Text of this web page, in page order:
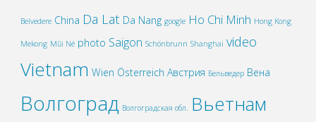
Belvedere China Da Lat Da Nang google Ho Chi Minh Hong Kong
Mekong Mũi Né photo Saigon Schönbrunn Shanghai video
Vietnam Wien Österreich Австрия Бельведер Вена
Волгоград Волгоградская обл. Вьетнам